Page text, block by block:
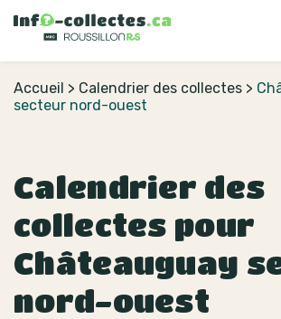
Accueil > Calendrier des collectes >
secteur nord-ouest
Calendrier des
collectes pour
Châteauguay
nord-ouest